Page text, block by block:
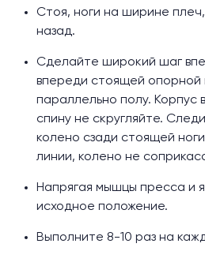
Стоя, ноги на ширине
назад.
Сделайте широкий шаг
впереди стоящей опорной
параллельно полу. Корпус
спину не скругляйте.
колено сзади стоящей
линии, колено не
Напрягая мышцы пресса и
исходное положение.
Выполните 8-10 раз на